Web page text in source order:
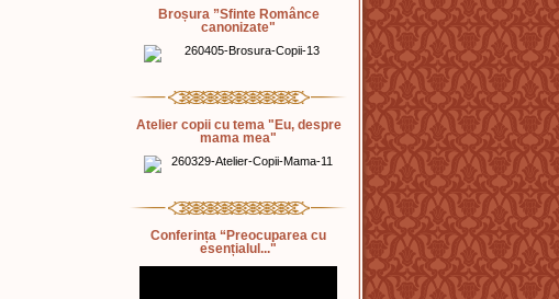
Broșura ”Sfinte Românce
canonizate"
Atelier copii cu tema "Eu, despre
mama mea"
Conferința “Preocuparea cu
esențialul..."